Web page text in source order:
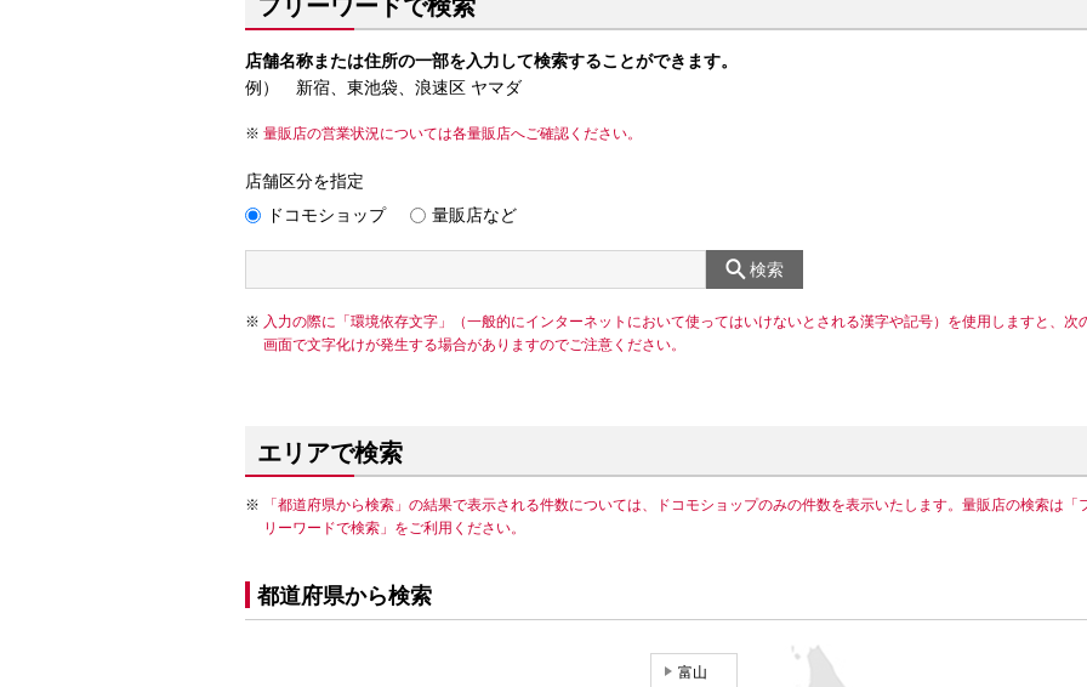
フリーワードで検索
店舗名称または住所の一部を入力して検索することができます。
例） 新宿、東池袋、浪速区 ヤマダ
量販店の営業状況については各量販店へご確認ください。
店舗区分を指定
ドコモショップ
量販店など
検索
入力の際に「環境依存文字」（一般的にインターネットにおいて使ってはいけないとされる漢字や記号）を使用しますと、次
画面で文字化けが発生する場合がありますのでご注意ください。
エリアで検索
「都道府県から検索」の結果で表示される件数については、ドコモショップのみの件数を表示いたします。量販店の検索は「
リーワードで検索」をご利用ください。
都道府県から検索
富山